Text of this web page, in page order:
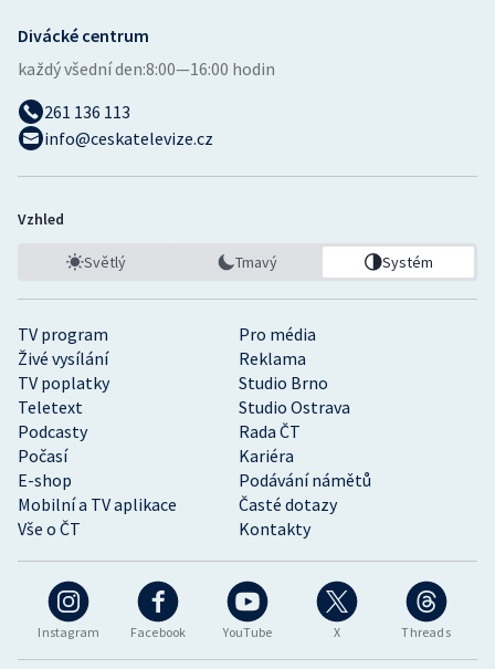
Instagram Facebook YouTube X Threads
TV program
Pro média
Živé vysílání
Reklama
TV poplatky
Studio Brno
Teletext
Studio Ostrava
Podcasty
Rada ČT
Počasí
Kariéra
E-shop
Podávání námětů
Mobilní a TV aplikace
Časté dotazy
Vše o ČT
Kontakty
Divácké centrum
každý všední den:8:00—16:00 hodin
261 136 113
info@ceskatelevize.cz
Vzhled
Světlý Tmavý Systém